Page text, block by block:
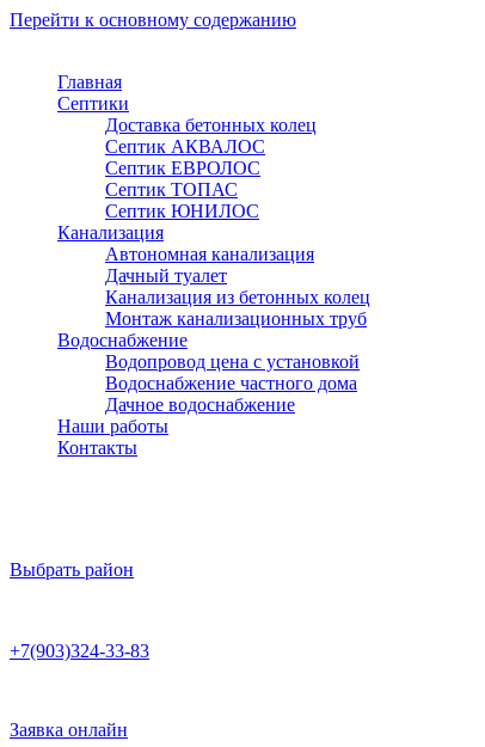
Перейти к основному содержанию
Главная
Септики
Доставка бетонных колец
Септик АКВАЛОС
Септик ЕВРОЛОС
Септик ТОПАС
Септик ЮНИЛОС
Канализация
Автономная канализация
Дачный туалет
Канализация из бетонных колец
Монтаж канализационных труб
Водоснабжение
Водопровод цена с установкой
Водоснабжение частного дома
Дачное водоснабжение
Наши работы
Контакты
Выбрать район
+7(903)324-33-83
Заявка онлайн